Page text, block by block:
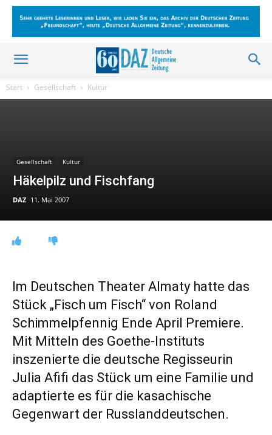
Start Gesellschaft Kultur
Gesellschaft Kultur
Häkelpilz und Fischfang
DAZ 11. Mai 2007
Im Deutschen Theater Almaty hatte das
Stück „Fisch um Fisch“ von Roland
Schimmelpfennig Ende April Premiere.
Mit Mitteln des Goethe-Instituts
inszenierte die deutsche Regisseurin
Julia Afifi das Stück um eine Familie und
adaptierte es für die kasachische
Gegenwart der Russlanddeutschen.